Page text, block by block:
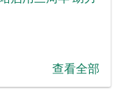
查看全部